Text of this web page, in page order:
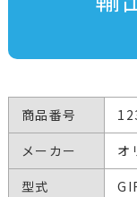
商品番号
メーカー
オ
型式